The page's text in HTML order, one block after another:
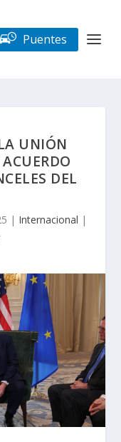
Puentes
UNIÓN
DEL
| Internacional |